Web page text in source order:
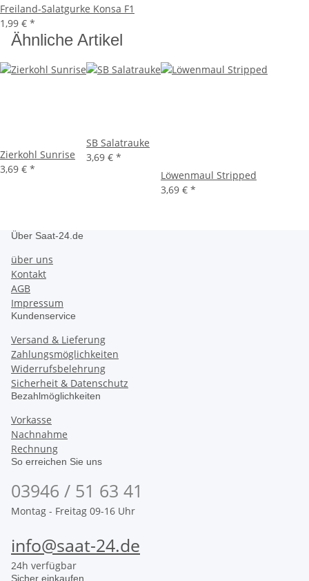
Freiland-Salatgurke Konsa F1
1,99 € *
Ähnliche Artikel
Zierkohl Sunrise
3,69 € *
SB Salatrauke
3,69 € *
Löwenmaul Stripped
3,69 € *
Über Saat-24.de
über uns
Kontakt
AGB
Impressum
Kundenservice
Versand & Lieferung
Zahlungsmöglichkeiten
Widerrufsbelehrung
Sicherheit & Datenschutz
Bezahlmöglichkeiten
Vorkasse
Nachnahme
Rechnung
So erreichen Sie uns
03946 / 51 63 41
Montag - Freitag 09-16 Uhr
info@saat-24.de
24h verfügbar
Sicher einkaufen